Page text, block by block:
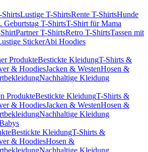
ShirtsLustige T-ShirtsRente T-ShirtsHunde
Geburtstag T-ShirtsT-Shirt für Mama
Partner T-ShirtsRetro T-ShirtsTassen mit
StickerAbi Hoodies
ProdukteBestickte KleidungT-Shirts &
& HoodiesJacken & WestenHosen &
Nachhaltige Kleidung
ProdukteBestickte KleidungT-Shirts &
& HoodiesJacken & WestenHosen &
Nachhaltige Kleidung
Bestickte KleidungT-Shirts &
& HoodiesHosen &
Nachhaltige Kleidung